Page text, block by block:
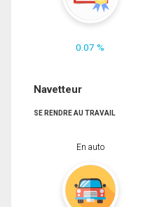
0.07 %
Navetteur
SE RENDRE AU TRAVAIL
En auto